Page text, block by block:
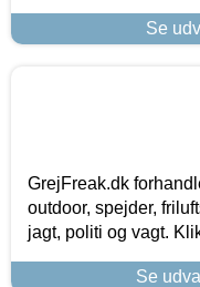
Se
GrejFreak.dk
outdoor, spejder,
jagt, politi og vagt.
Se